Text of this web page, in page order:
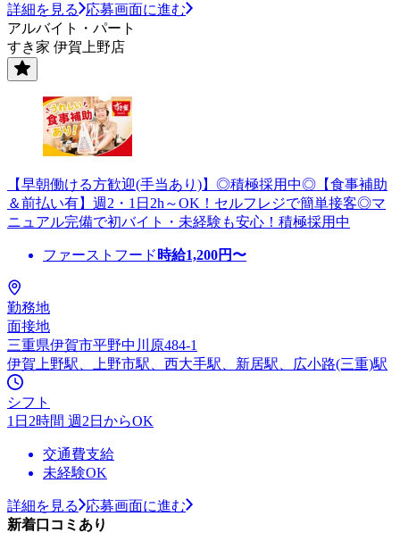
詳細を見る
応募画面に進む
アルバイト・パート
すき家 伊賀上野店
【早朝働ける方歓迎(手当あり)】◎積極採用中◎【食事補助
＆前払い有】週2・1日2h～OK！セルフレジで簡単接客◎マ
ニュアル完備で初バイト・未経験も安心！積極採用中
ファーストフード 時給1,200円〜
勤務地
面接地
三重県伊賀市平野中川原484-1
伊賀上野駅、上野市駅、西大手駅、新居駅、広小路(三重)駅
シフト
1日2時間 週2日からOK
交通費支給
未経験OK
詳細を見る
応募画面に進む
新着口コミあり